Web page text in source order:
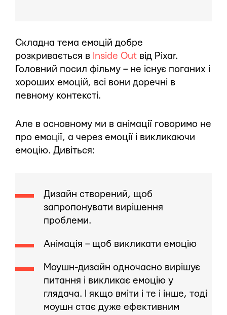
Складна тема емоцій добре
розкривається в Inside Out від Pixar.
Головний посил фільму – не існує поганих і
хороших емоцій, всі вони доречні в
певному контексті.
Але в основному ми в анімації говоримо не
про емоції, а через емоції і викликаючи
емоцію. Дивіться:
Дизайн створений, щоб
запропонувати вирішення
проблеми.
Анімація – щоб викликати емоцію
Моушн-дизайн одночасно вирішує
питання і викликає емоцію у
глядача. І якщо вміти і те і інше, тоді
моушн стає дуже ефективним